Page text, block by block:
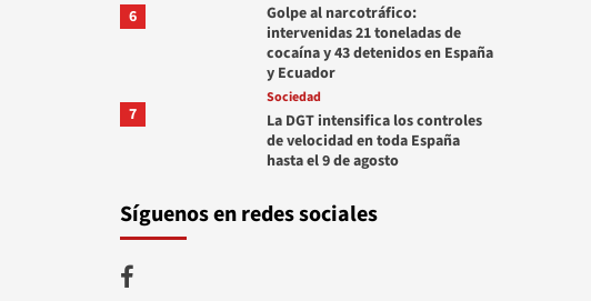
6
Golpe al narcotráfico:
intervenidas 21 toneladas de
cocaína y 43 detenidos en España
y Ecuador
7
Sociedad
La DGT intensifica los controles
de velocidad en toda España
hasta el 9 de agosto
Síguenos en redes sociales
Facebook